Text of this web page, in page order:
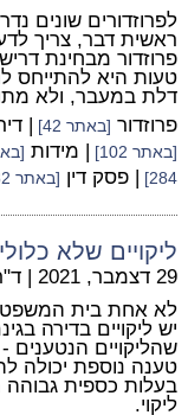
לפרוזדורים שונים
ראשית דבר, צריך
פרוזדור מבחינת
טעות היא להתייחס
דלת במעבר, ולא
פרוזדור [באתר 42] |
[באתר 102] | מידות
284]
| פסק דין [באתר 482]
ליקויים שלא
29 דצמבר, 2021 |
לא אחת בית המשפט
יש ליקויים בדירה
שהליקויים
טענה נוספת יכולה
בעלות כספית
ליקוי.